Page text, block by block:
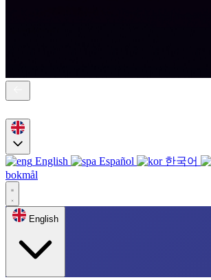
English Español 한국어
bokmål
English